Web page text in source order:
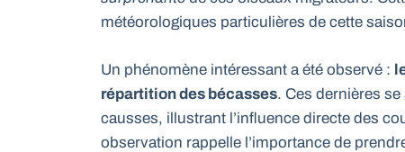
météorologiques particulières de cette
Un phénomène intéressant a été observé :
répartition des bécasses. Ces dernières
causses, illustrant l’influence directe des
observation rappelle l’importance de